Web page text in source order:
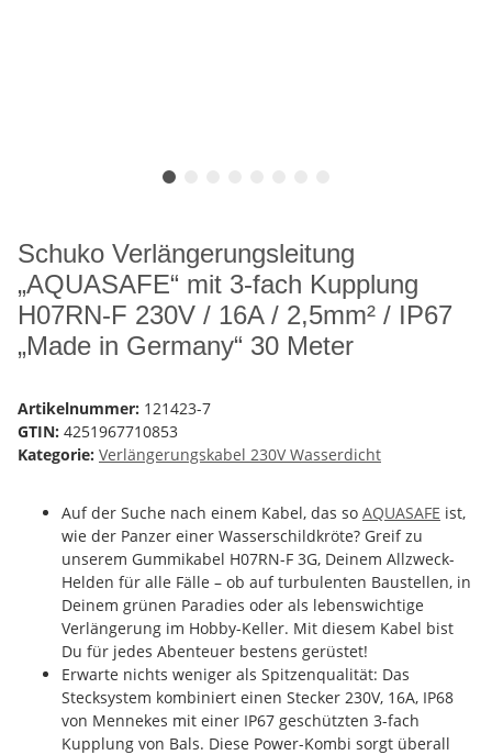
Schuko Verlängerungsleitung
„AQUASAFE“ mit 3-fach Kupplung
H07RN-F 230V / 16A / 2,5mm² / IP67
„Made in Germany“ 30 Meter
Artikelnummer: 121423-7
GTIN: 4251967710853
Kategorie: Verlängerungskabel 230V Wasserdicht
Auf der Suche nach einem Kabel, das so AQUASAFE ist,
wie der Panzer einer Wasserschildkröte? Greif zu
unserem Gummikabel H07RN-F 3G, Deinem Allzweck-
Helden für alle Fälle – ob auf turbulenten Baustellen, in
Deinem grünen Paradies oder als lebenswichtige
Verlängerung im Hobby-Keller. Mit diesem Kabel bist
Du für jedes Abenteuer bestens gerüstet!
Erwarte nichts weniger als Spitzenqualität: Das
Stecksystem kombiniert einen Stecker 230V, 16A, IP68
von Mennekes mit einer IP67 geschützten 3-fach
Kupplung von Bals. Diese Power-Kombi sorgt überall